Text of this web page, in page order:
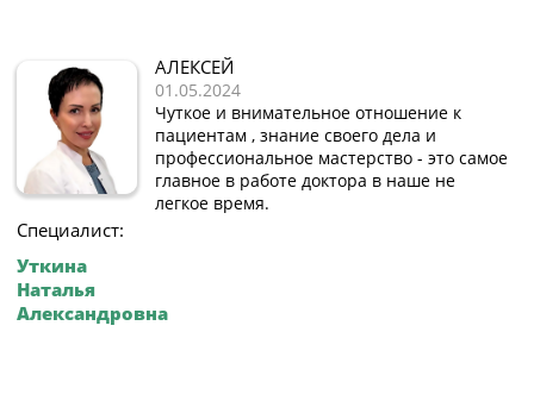
Специалист:
Уткина
Наталья
Александровна
АЛЕКСЕЙ
01.05.2024
Чуткое и внимательное отношение к
пациентам , знание своего дела и
профессиональное мастерство - это самое
главное в работе доктора в наше не
легкое время.